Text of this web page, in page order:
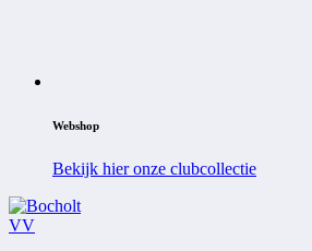
Webshop
Bekijk hier onze clubcollectie